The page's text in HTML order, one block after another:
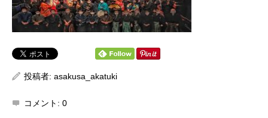
投稿者: asakusa_akatuki
コメント: 0